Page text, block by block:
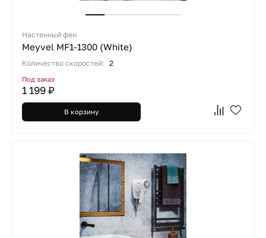
Настенный фен
Meyvel MF1-1300 (White)
Количество скоростей: 2
Под заказ
1 199 ₽
В корзину